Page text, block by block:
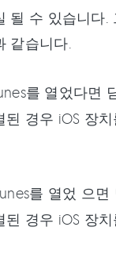
될 수 있습니다.
같습니다.
를 열었다면
된 경우 iOS 장
를 열었 으면
된 경우 iOS 장